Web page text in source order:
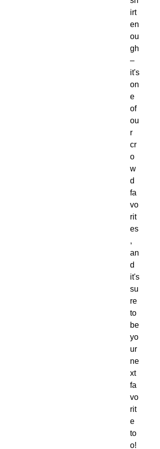
irt
en
ou
gh
–
it's
on
e
of
ou
r
cr
o
w
d
fa
vo
rit
es
,
an
d
it's
su
re
to
be
yo
ur
ne
xt
fa
vo
rit
e
to
o!